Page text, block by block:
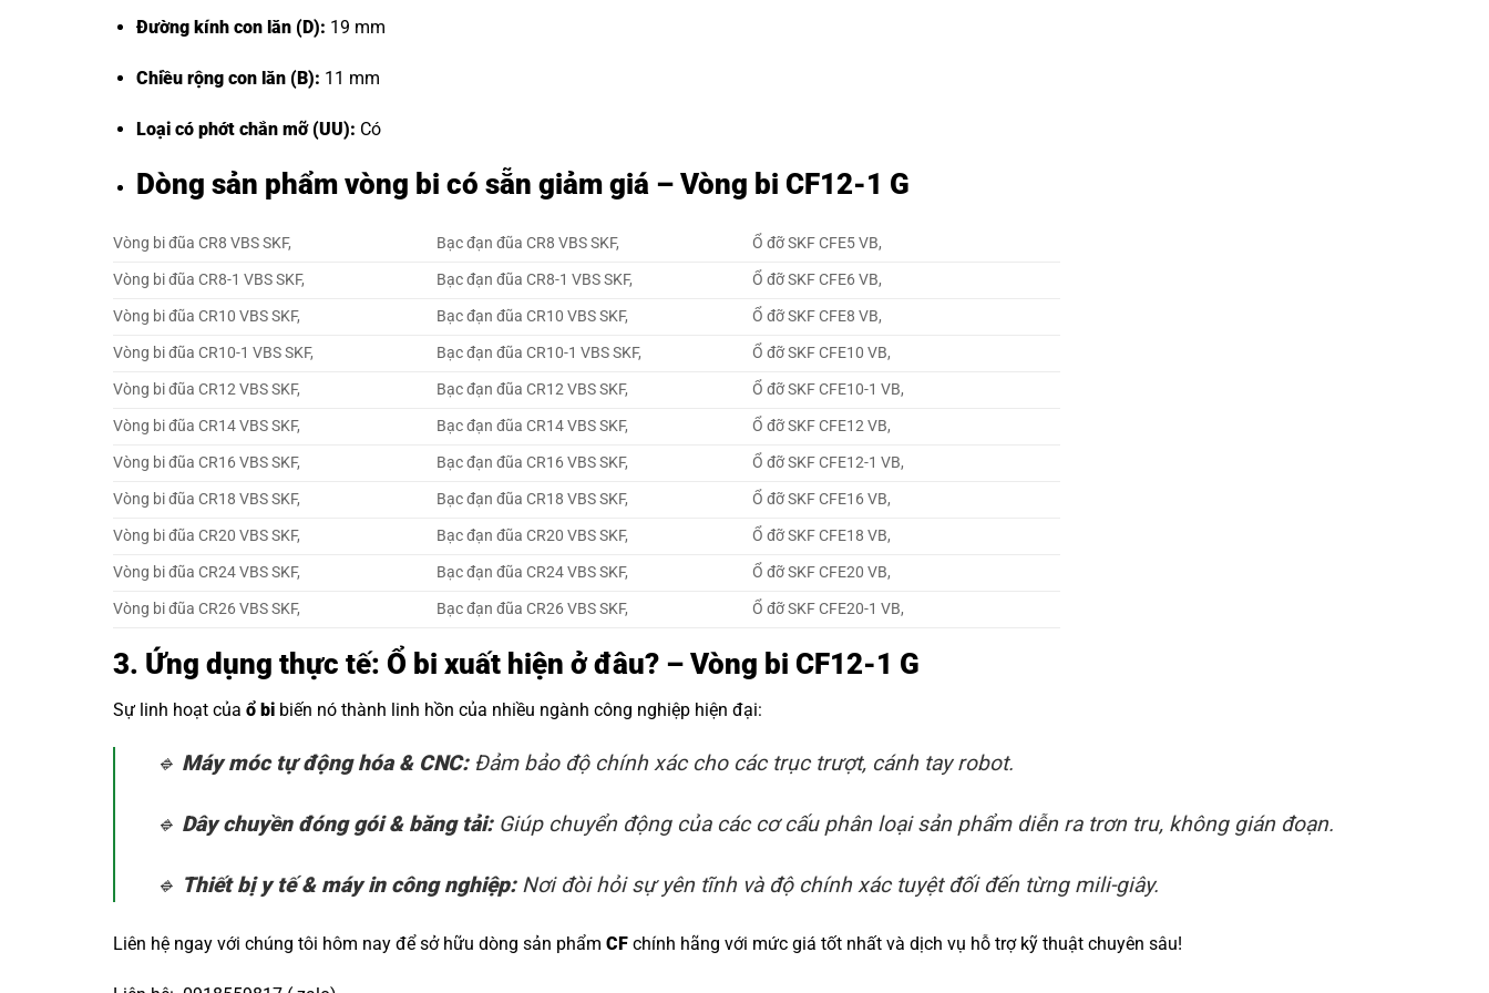
Đường kính con lăn (D): 19 mm
Chiều rộng con lăn (B): 11 mm
Loại có phớt chắn mỡ (UU): Có
Dòng sản phẩm vòng bi có sẵn giảm giá – Vòng bi CF12-1 G
Vòng bi đũa CR8 VBS SKF, Bạc đạn đũa CR8 VBS SKF,
Ổ đỡ SKF CFE5 VB,
Vòng bi đũa CR8-1 VBS SKF,
Bạc đạn đũa CR8-1 VBS SKF,
Ổ đỡ SKF CFE6 VB,
Vòng bi đũa CR10 VBS SKF,
Bạc đạn đũa CR10 VBS SKF,
Ổ đỡ SKF CFE8 VB,
Vòng bi đũa CR10-1 VBS SKF,
Bạc đạn đũa CR10-1 VBS SKF,
Ổ đỡ SKF CFE10 VB,
Vòng bi đũa CR12 VBS SKF,
Bạc đạn đũa CR12 VBS SKF,
Ổ đỡ SKF CFE10-1 VB,
Vòng bi đũa CR14 VBS SKF,
Bạc đạn đũa CR14 VBS SKF,
Ổ đỡ SKF CFE12 VB,
Vòng bi đũa CR16 VBS SKF,
Bạc đạn đũa CR16 VBS SKF,
Ổ đỡ SKF CFE12-1 VB,
Vòng bi đũa CR18 VBS SKF,
Bạc đạn đũa CR18 VBS SKF,
Ổ đỡ SKF CFE16 VB,
Vòng bi đũa CR20 VBS SKF,
Bạc đạn đũa CR20 VBS SKF,
Ổ đỡ SKF CFE18 VB,
Vòng bi đũa CR24 VBS SKF,
Bạc đạn đũa CR24 VBS SKF,
Ổ đỡ SKF CFE20 VB,
Vòng bi đũa CR26 VBS SKF,
Bạc đạn đũa CR26 VBS SKF, Ổ đỡ SKF CFE20-1 VB,
3. Ứng dụng thực tế: Ổ bi xuất hiện ở đâu? – Vòng bi CF12-1 G
Sự linh hoạt của ổ bi biến nó thành linh hồn của nhiều ngành công nghiệp hiện đại:
🔹 Máy móc tự động hóa & CNC:Đảm bảo độ chính xác cho các trục trượt, cánh tay robot.
🔹 Dây chuyền đóng gói & băng tải:Giúp chuyển động của các cơ cấu phân loại sản phẩm diễn ra trơn tru, không gián đoạn.
🔹 Thiết bị y tế & máy in công nghiệp:Nơi đòi hỏi sự yên tĩnh và độ chính xác tuyệt đối đến từng mili-giây.
Liên hệ ngay với chúng tôi hôm nay để sở hữu dòng sản phẩm CF chính hãng với mức giá tốt nhất và dịch vụ hỗ trợ kỹ thuật chuyên sâu!